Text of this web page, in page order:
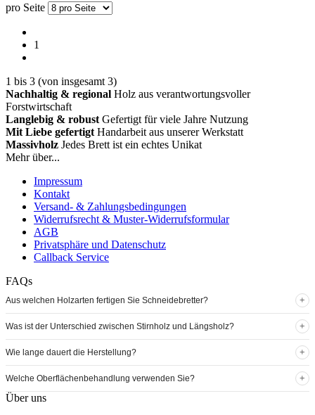
pro Seite
1
1 bis 3 (von insgesamt 3)
Nachhaltig & regional Holz aus verantwortungsvoller
Forstwirtschaft
Langlebig & robust Gefertigt für viele Jahre Nutzung
Mit Liebe gefertigt Handarbeit aus unserer Werkstatt
Massivholz Jedes Brett ist ein echtes Unikat
Mehr über...
Impressum
Kontakt
Versand- & Zahlungsbedingungen
Widerrufsrecht & Muster-Widerrufsformular
AGB
Privatsphäre und Datenschutz
Callback Service
FAQs
Aus welchen Holzarten fertigen Sie Schneidebretter? +
Was ist der Unterschied zwischen Stirnholz und Längsholz? +
Wie lange dauert die Herstellung? +
Welche Oberflächenbehandlung verwenden Sie? +
Über uns